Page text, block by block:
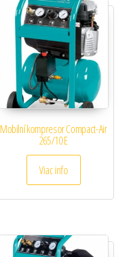
Mobilní kompresor Compact-Air
265/10 E
Viac info